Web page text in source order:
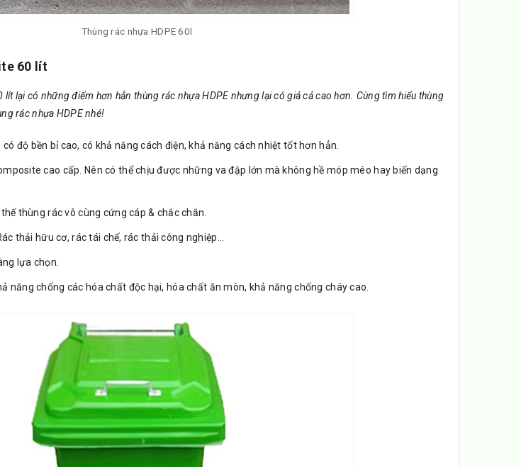
Thùng rác nhựa HDPE 60l
60 lít
lại có những điểm hơn hẳn thùng rác nhựa HDPE nhưng lại có giá cả cao hơn. Cùng tìm hiểu thùng
rác nhựa HDPE nhé!
độ bền bỉ cao, có khả năng cách điện, khả năng cách nhiệt tốt hơn hẳn.
cao cấp. Nên có thể chịu được những va đập lớn mà không hề móp méo hay biến dạng
thùng rác vô cùng cứng cáp & chắc chắn.
thải hữu cơ, rác tái chế, rác thải công nghiệp…
lựa chọn.
năng chống các hóa chất độc hại, hóa chất ăn mòn, khả năng chống cháy cao.